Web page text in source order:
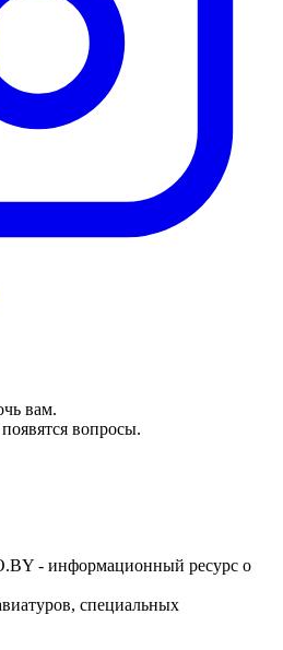
вам.
вопросы.
- информационный ресурс о
специальных